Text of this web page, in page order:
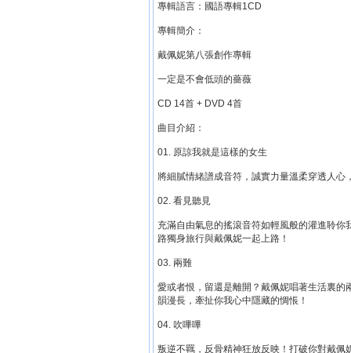
專輯語言：國語專輯1CD
專輯簡介：
戴佩妮第八張創作專輯
一定是不會低頭的薔薇
CD 14首 + DVD 4首
曲目介紹：
01. 原諒我就是這樣的女生
將細膩情緒譜成音符，誠實力量溫柔穿透人
02. 看見聽見
充滿自由氣息的搖滾音符如輕風般的灌進聆
路獨身旅行與戴佩妮一起上路！
03. 兩難
愛或者恨，留還是離開？戴佩妮唱著生活裏
韻漫長，牽扯你我心中隱藏的惆悵！
04. 吹嗶嗶
叛逆不羈，反骨精神狂放反映！打破你對戴佩